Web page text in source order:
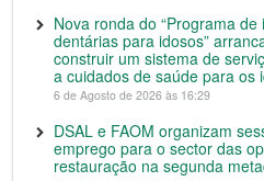
Nova ronda do “Programa
dentárias para idosos”
construir um sistema de
a cuidados de saúde para os
6 de Agosto de 2026 às 16:29
DSAL e FAOM organizam
emprego para o sector das
restauração na segunda